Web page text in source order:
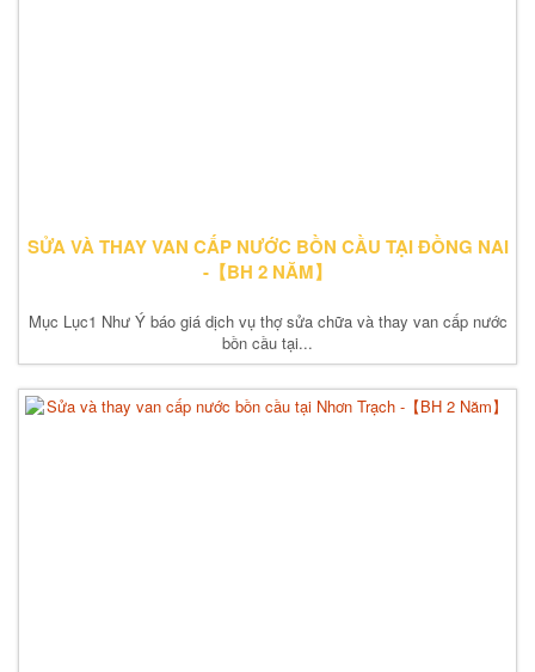
SỬA VÀ THAY VAN CẤP NƯỚC BỒN CẦU TẠI ĐỒNG NAI
-【BH 2 NĂM】
Mục Lục1 Như Ý báo giá dịch vụ thợ sửa chữa và thay van cấp nước
bồn cầu tại...